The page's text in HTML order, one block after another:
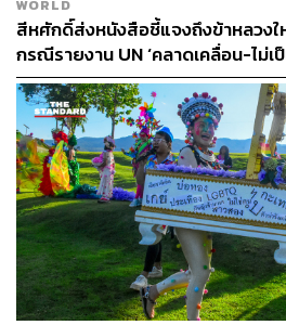
17 มีนาคม 2560 แต่ภาพในเครื่องบั
วันที่ 20-25 มีนาคม 2560 ไม่มีภาพ
2560 เนื่องจากเป็นระบบบันทึกซ้ำอั
เจ้าหน้าที่จึงได้ทดลองทำสำเนาไฟ
มีนาคม 2560 ห้วงเวลา 10.00-
ภาพข้อมูลใดๆ ของวันที่ 17 มีนาคม
ไฟล์ดังกล่าว เพราะไม่มีข้อมูลใดๆ
สมาคมนักกฎหมายสิทธิมนุษยชนยัง
หนังสือฉบับนี้ว่าข้อมูลตามหนังสือต
กล่าวค่อนข้างขัดแย้งกับคำให้สัมภ
เคยระบุทำนองว่าพวกเขาได้ดูภาพจ
WORLD
สีหศักดิ์ส่งหนังสือชี้แจงถึงข้าหลวง
กรณีรายงาน UN ‘คลาดเคลื่อน-ไม่เ